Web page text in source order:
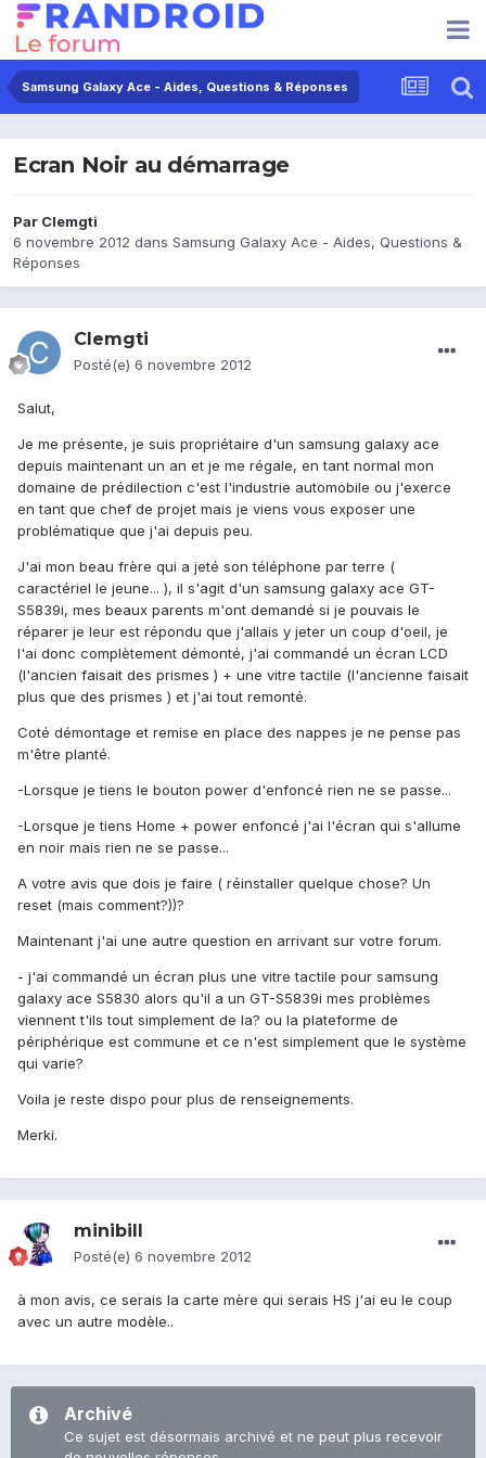
Samsung Galaxy Ace - Aides, Questions & Réponses
Ecran Noir au démarrage
Par Clemgti
6 novembre 2012 dans Samsung Galaxy Ace - Aides, Questions &
Réponses
Clemgti
Posté(e) 6 novembre 2012
Salut,
Je me présente, je suis propriétaire d'un samsung galaxy ace
depuis maintenant un an et je me régale, en tant normal mon
domaine de prédilection c'est l'industrie automobile ou j'exerce
en tant que chef de projet mais je viens vous exposer une
problématique que j'ai depuis peu.
J'ai mon beau frère qui a jeté son téléphone par terre (
caractériel le jeune... ), il s'agit d'un samsung galaxy ace GT-
S5839i, mes beaux parents m'ont demandé si je pouvais le
réparer je leur est répondu que j'allais y jeter un coup d'oeil, je
l'ai donc complètement démonté, j'ai commandé un écran LCD
(l'ancien faisait des prismes ) + une vitre tactile (l'ancienne faisait
plus que des prismes ) et j'ai tout remonté.
Coté démontage et remise en place des nappes je ne pense pas
m'être planté.
-Lorsque je tiens le bouton power d'enfoncé rien ne se passe...
-Lorsque je tiens Home + power enfoncé j'ai l'écran qui s'allume
en noir mais rien ne se passe...
A votre avis que dois je faire ( réinstaller quelque chose? Un
reset (mais comment?))?
Maintenant j'ai une autre question en arrivant sur votre forum.
- j'ai commandé un écran plus une vitre tactile pour samsung
galaxy ace S5830 alors qu'il a un GT-S5839i mes problèmes
viennent t'ils tout simplement de la? ou la plateforme de
périphérique est commune et ce n'est simplement que le système
qui varie?
Voila je reste dispo pour plus de renseignements.
Merki.
minibill
Posté(e) 6 novembre 2012
à mon avis, ce serais la carte mère qui serais HS j'ai eu le coup
avec un autre modèle..
Archivé
Ce sujet est désormais archivé et ne peut plus recevoir